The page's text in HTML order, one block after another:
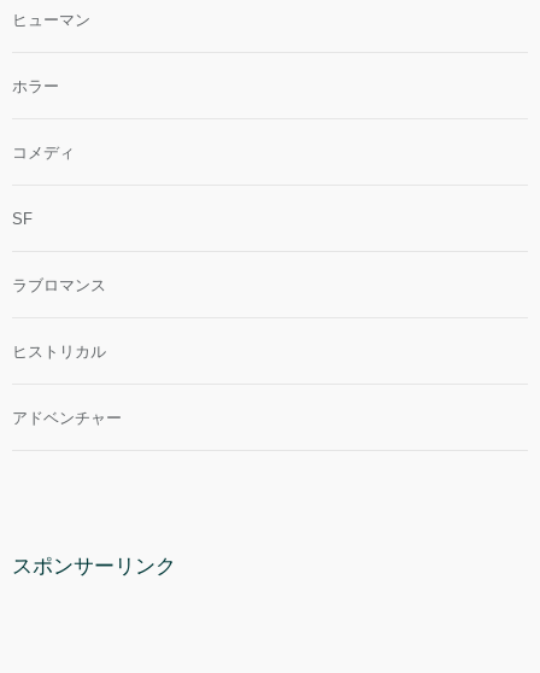
ヒューマン
ホラー
コメディ
SF
ラブロマンス
ヒストリカル
アドベンチャー
スポンサーリンク